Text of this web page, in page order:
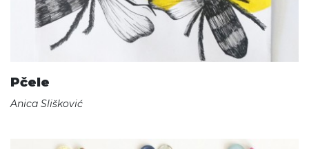
Pčele
Anica Slišković